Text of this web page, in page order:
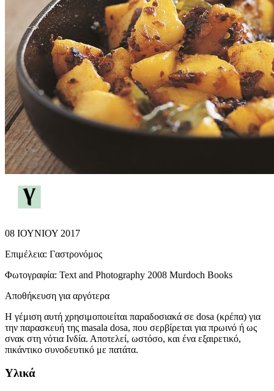
08 ΙΟΥΝΙΟΥ 2017
Επιμέλεια: Γαστρονόμος
Φωτογραφία: Text and Photography 2008 Murdoch Books
Αποθήκευση για αργότερα
Η γέμιση αυτή χρησιμοποιείται παραδοσιακά σε dosa (κρέπα) για
την παρασκευή της masala dosa, που σερβίρεται για πρωινό ή ως
σνακ στη νότια Ινδία. Αποτελεί, ωστόσο, και ένα εξαιρετικό,
πικάντικο συνοδευτικό με πατάτα.
Υλικά